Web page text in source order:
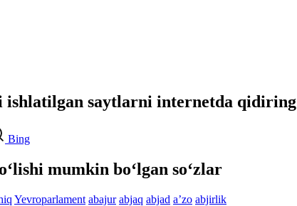
ishlatilgan saytlarni internetda qidiring
Bing
mumkin bo‘lgan so‘zlar
Yevroparlament abajur abjaq abjad aʼzo abjirlik